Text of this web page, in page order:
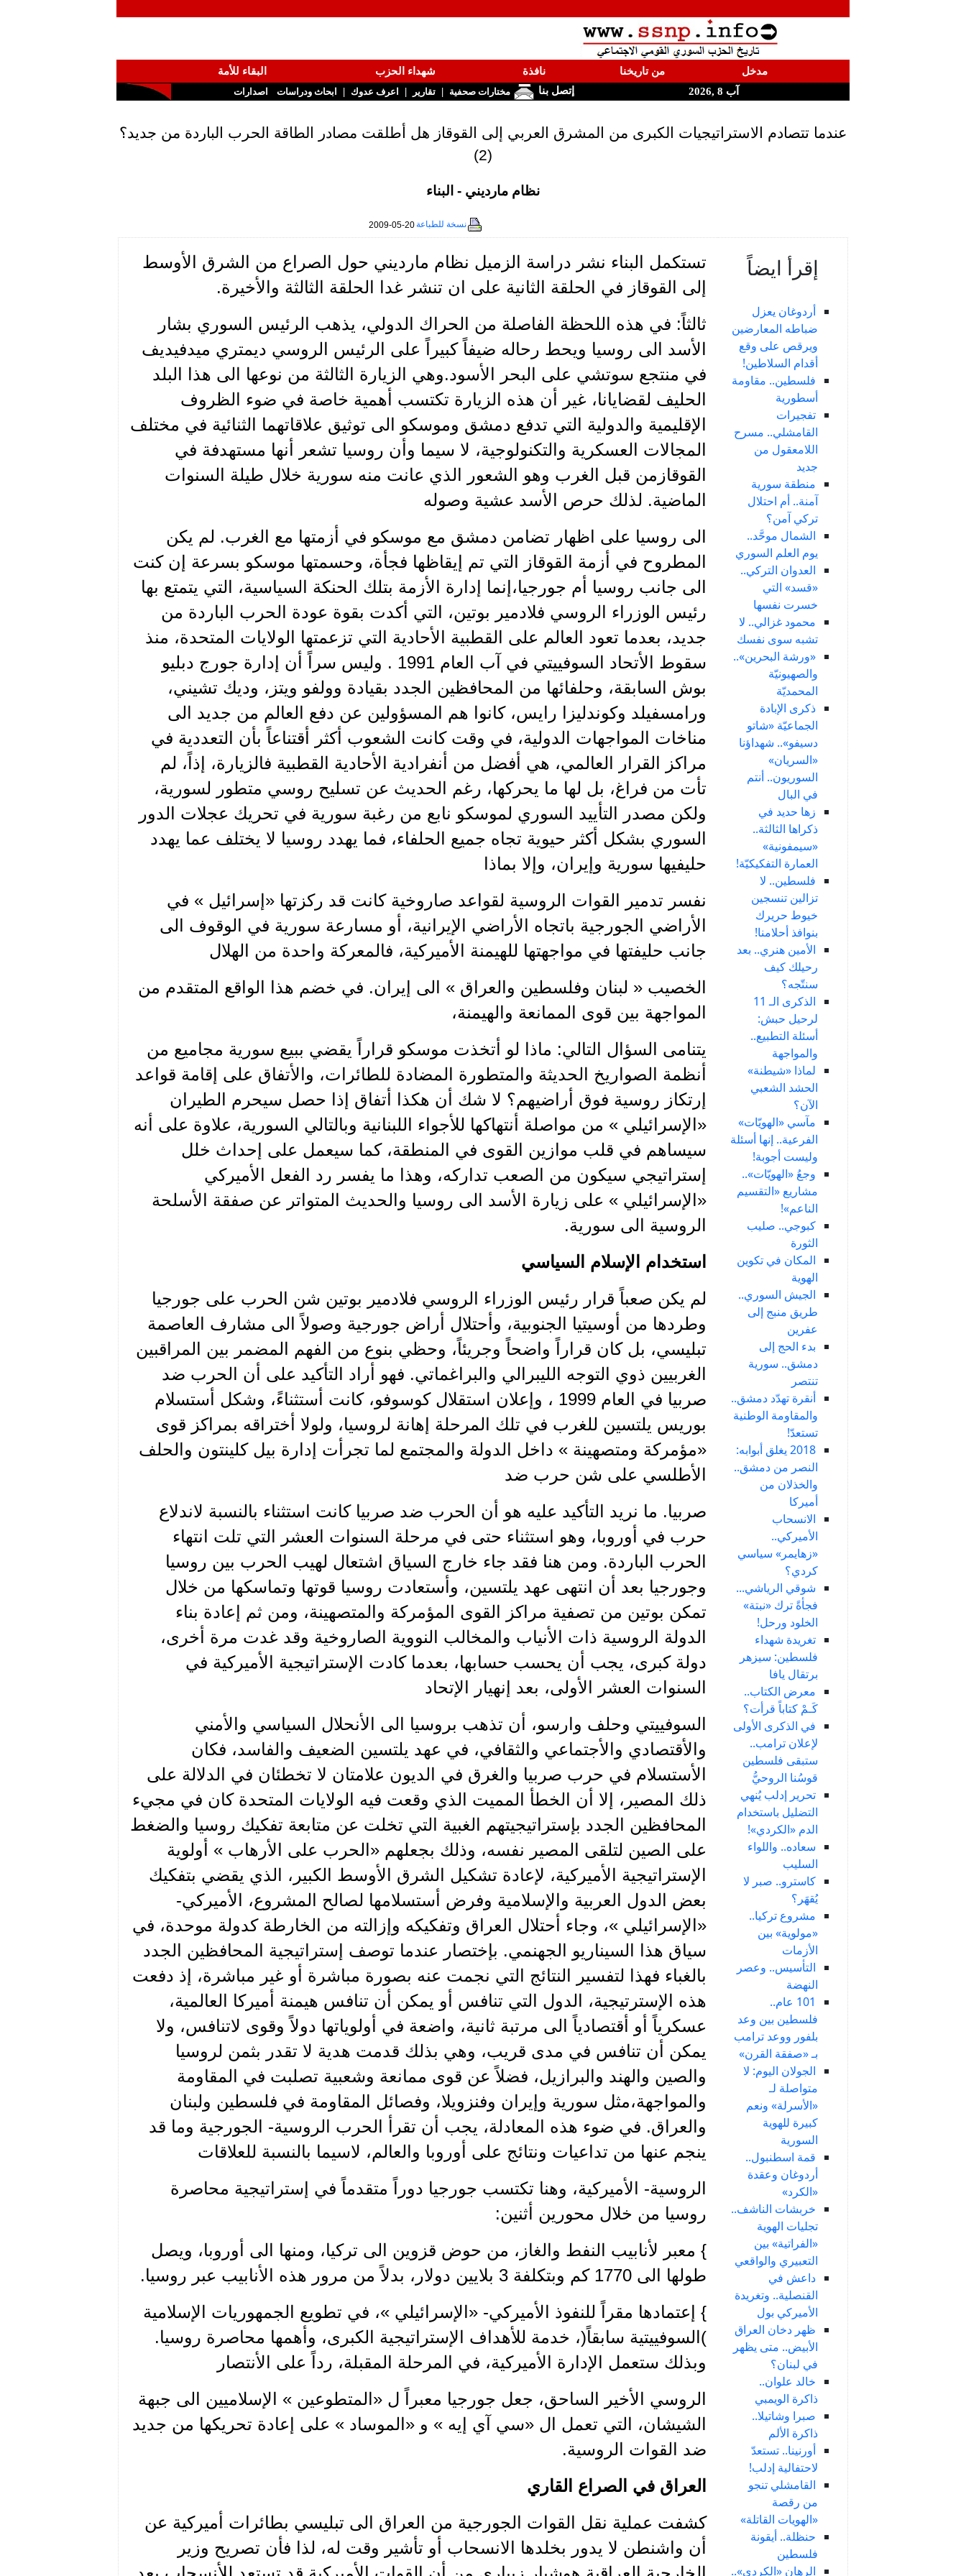
مدخل من تاريخنا نافذة شهداء الحزب
البقاء للأمة
آب 8 ,2026
إتصل بنا مختارات صحفية | تقارير | اعرف عدوك | ابحاث ودراسات اصدارات
عندما تتصادم الاستراتيجيات الكبرى من المشرق العربي إلى القوقاز هل أطلقت مصادر الطاقة الحرب الباردة من جديد؟
(2)
نظام مارديني - البناء
نسخة للطباعة2009-05-20
إقرأ ايضاً
أردوغان يعزل
ضباطه المعارضين
ويرقص على وقع
أقدام السلاطين!
فلسطين.. مقاومة
أسطورية
تفجيرات
القامشلي.. مسرح
اللامعقول من
جديد
منطقة سورية
آمنة.. أم احتلال
تركي آمن؟
الشمال موحَّد..
يوم العلم السوري
العدوان التركي..
«قسد» التي
خسرت نفسها
محمود غزالي.. لا
تشبه سوى نفسك
«ورشة البحرين»..
والصهيونيّة
المحمديّة
ذكرى الإبادة
الجماعيّة «شاتو
دسيفو».. شهداؤنا
«السريان»
السوريون.. أنتم
في البال
زها حديد في
ذكراها الثالثة..
«سيمفونية»
العمارة التفكيكيّة!
فلسطين.. لا
تزالين تنسجين
خيوط حريرك
بنوافذ أحلامنا!
الأمين هنري.. بعد
رحيلك كيف
سنتّجه؟
الذكرى الـ 11
لرحيل حبش:
أسئلة التطبيع..
والمواجهة
لماذا «شيطنة»
الحشد الشعبي
الآن؟
مآسي «الهويّات»
الفرعية.. إنها أسئلة
وليست أجوبة!
وجعُ «الهويّات»..
مشاريع «التقسيم
الناعم»!
كبوجي.. صليب
الثورة
المكان في تكوين
الهوية
الجيش السوري..
طريق منبج إلى
عفرين
بدء الحج إلى
دمشق.. سورية
تنتصر
أنقرة تهدّد دمشق..
والمقاومة الوطنية
تستعدّ!
2018 يغلق أبوابه:
النصر من دمشق..
والخذلان من
أميركا
الانسحاب
الأميركي..
«زهايمر» سياسي
كردي؟
شوقي الرياشي...
فجأةً ترك «نبتة»
الخلود ورحل!
تغريدة شهداء
فلسطين: سيزهر
برتقال يافا
معرض الكتاب..
كَـمْ كتاباً قرأت؟
في الذكرى الأولى
لإعلان ترامب..
ستبقى فلسطين
قوسُنا الروحيُّ
تحرير إدلب يُنهي
التضليل باستخدام
الدم «الكردي»!
سعاده.. واللواء
السليب
كاسترو.. صبر لا
يُقهَر؟
مشروع تركيا..
«مولوية» بين
الأزمات
التأسيس.. وعصر
النهضة
101 عام..
فلسطين بين وعد
بلفور ووعد ترامب
بـ «صفقة القرن»
الجولان اليوم: لا
متواصلة لـ
«الأسرلة» ونعم
كبيرة للهوية
السورية
قمة اسطنبول..
أردوغان وعقدة
«الكرد»
خربشات الناشف..
تجليات الهوية
«الفراتية» بين
التعبيري والواقعي
داعش في
القنصلية.. وتغريدة
الأميركي بول
ظهر دخان العراق
الأبيض.. متى يظهر
في لبنان؟
خالد علوان..
ذاكرة الويمبي
صبرا وشاتيلا..
ذاكرة الألم
أورنينا.. تستعدّ
لاحتفالية إدلب!
القامشلي تنجو
من رقصة
«الهويات القاتلة»
حنظلة.. أيقونة
فلسطين
الرهان «الكردي»..
تستكمل البناء نشر دراسة الزميل نظام مارديني حول الصراع من الشرق الأوسط
إلى القوقاز في الحلقة الثانية على ان تنشر غدا الحلقة الثالثة والأخيرة.
ثالثاً: في هذه اللحظة الفاصلة من الحراك الدولي، يذهب الرئيس السوري بشار
الأسد الى روسيا ويحط رحاله ضيفاً كبيراً على الرئيس الروسي ديمتري ميدفيديف
في منتجع سوتشي على البحر الأسود.وهي الزيارة الثالثة من نوعها الى هذا البلد
الحليف لقضايانا، غير أن هذه الزيارة تكتسب أهمية خاصة في ضوء الظروف
الإقليمية والدولية التي تدفع دمشق وموسكو الى توثيق علاقاتهما الثنائية في مختلف
المجالات العسكرية والتكنولوجية، لا سيما وأن روسيا تشعر أنها مستهدفة في
القوقازمن قبل الغرب وهو الشعور الذي عانت منه سورية خلال طيلة السنوات
الماضية. لذلك حرص الأسد عشية وصوله
الى روسيا على اظهار تضامن دمشق مع موسكو في أزمتها مع الغرب. لم يكن
المطروح في أزمة القوقاز التي تم إيقاظها فجأة، وحسمتها موسكو بسرعة إن كنت
الى جانب روسيا أم جورجيا،إنما إدارة الأزمة بتلك الحنكة السياسية، التي يتمتع بها
رئيس الوزراء الروسي فلادمير بوتين، التي أكدت بقوة عودة الحرب الباردة من
جديد، بعدما تعود العالم على القطبية الأحادية التي تزعمتها الولايات المتحدة، منذ
سقوط الأتحاد السوفييتي في آب العام 1991 . وليس سراً أن إدارة جورج دبليو
بوش السابقة، وحلفائها من المحافظين الجدد بقيادة وولفو ويتز، وديك تشيني،
ورامسفيلد وكوندليزا رايس، كانوا هم المسؤولين عن دفع العالم من جديد الى
مناخات المواجهات الدولية، في وقت كانت الشعوب أكثر أقتناعاً بأن التعددية في
مراكز القرار العالمي، هي أفضل من أنفرادية الأحادية القطبية فالزيارة، إذاً، لم
تأت من فراغ، بل لها ما يحركها، رغم الحديث عن تسليح روسي متطور لسورية،
ولكن مصدر التأييد السوري لموسكو نابع من رغبة سورية في تحريك عجلات الدور
السوري بشكل أكثر حيوية تجاه جميع الحلفاء، فما يهدد روسيا لا يختلف عما يهدد
حليفيها سورية وإيران، وإلا بماذا
نفسر تدمير القوات الروسية لقواعد صاروخية كانت قد ركزتها «إسرائيل » في
الأراضي الجورجية باتجاه الأراضي الإيرانية، أو مسارعة سورية في الوقوف الى
جانب حليفتها في مواجهتها للهيمنة الأميركية، فالمعركة واحدة من الهلال
الخصيب « لبنان وفلسطين والعراق » الى إيران. في خضم هذا الواقع المتقدم من
المواجهة بين قوى الممانعة والهيمنة،
يتنامى السؤال التالي: ماذا لو أتخذت موسكو قراراً يقضي ببيع سورية مجاميع من
أنظمة الصواريخ الحديثة والمتطورة المضادة للطائرات، والأتفاق على إقامة قواعد
إرتكاز روسية فوق أراضيهم؟ لا شك أن هكذا أتفاق إذا حصل سيحرم الطيران
«الإسرائيلي » من مواصلة أنتهاكها للأجواء اللبنانية وبالتالي السورية، علاوة على أنه
سيساهم في قلب موازين القوى في المنطقة، كما سيعمل على إحداث خلل
إستراتيجي سيكون من الصعب تداركه، وهذا ما يفسر رد الفعل الأميركي
«الإسرائيلي » على زيارة الأسد الى روسيا والحديث المتواتر عن صفقة الأسلحة
الروسية الى سورية.
استخدام الإسلام السياسي
لم يكن صعباً قرار رئيس الوزراء الروسي فلادمير بوتين شن الحرب على جورجيا
وطردها من أوسيتيا الجنوبية، وأحتلال أراض جورجية وصولاً الى مشارف العاصمة
تبليسي، بل كان قراراً واضحاً وجريئاً، وحظي بنوع من الفهم المضمر بين المراقبين
الغربيين ذوي التوجه الليبرالي والبراغماتي. فهو أراد التأكيد على أن الحرب ضد
صربيا في العام 1999 ، وإعلان استقلال كوسوفو، كانت أستثناءً، وشكل أستسلام
بوريس يلتسين للغرب في تلك المرحلة إهانة لروسيا، ولولا أختراقه بمراكز قوى
«مؤمركة ومتصهينة » داخل الدولة والمجتمع لما تجرأت إدارة بيل كلينتون والحلف
الأطلسي على شن حرب ضد
صربيا. ما نريد التأكيد عليه هو أن الحرب ضد صربيا كانت استثناء بالنسبة لاندلاع
حرب في أوروبا، وهو استثناء حتى في مرحلة السنوات العشر التي تلت انتهاء
الحرب الباردة. ومن هنا فقد جاء خارج السياق اشتعال لهيب الحرب بين روسيا
وجورجيا بعد أن انتهى عهد يلتسين، وأستعادت روسيا قوتها وتماسكها من خلال
تمكن بوتين من تصفية مراكز القوى المؤمركة والمتصهينة، ومن ثم إعادة بناء
الدولة الروسية ذات الأنياب والمخالب النووية الصاروخية وقد غدت مرة أخرى،
دولة كبرى، يجب أن يحسب حسابها، بعدما كادت الإستراتيجية الأميركية في
السنوات العشر الأولى، بعد إنهيار الإتحاد
السوفييتي وحلف وارسو، أن تذهب بروسيا الى الأنحلال السياسي والأمني
والأقتصادي والأجتماعي والثقافي، في عهد يلتسين الضعيف والفاسد، فكان
الأستسلام في حرب صربيا والغرق في الديون علامتان لا تخطئان في الدلالة على
ذلك المصير، إلا أن الخطأ المميت الذي وقعت فيه الولايات المتحدة كان في مجيء
المحافظين الجدد بإستراتيجيتهم الغبية التي تخلت عن متابعة تفكيك روسيا والضغط
على الصين لتلقى المصير نفسه، وذلك بجعلهم «الحرب على الأرهاب » أولوية
الإستراتيجية الأميركية، لإعادة تشكيل الشرق الأوسط الكبير، الذي يقضي بتفكيك
بعض الدول العربية والإسلامية وفرض أستسلامها لصالح المشروع، الأميركي-
«الإسرائيلي »، وجاء أحتلال العراق وتفكيكه وإزالته من الخارطة كدولة موحدة، في
سياق هذا السيناريو الجهنمي. بإختصار عندما توصف إستراتيجية المحافظين الجدد
بالغباء فهذا لتفسير النتائج التي نجمت عنه بصورة مباشرة أو غير مباشرة، إذ دفعت
هذه الإسترتيجية، الدول التي تنافس أو يمكن أن تنافس هيمنة أميركا العالمية،
عسكرياً أو أقتصادياً الى مرتبة ثانية، واضعة في أولوياتها دولاً وقوى لاتنافس، ولا
يمكن أن تنافس في مدى قريب، وهي بذلك قدمت هدية لا تقدر بثمن لروسيا
والصين والهند والبرازيل، فضلاً عن قوى ممانعة وشعبية تصلبت في المقاومة
والمواجهة،مثل سورية وإيران وفنزويلا، وفصائل المقاومة في فلسطين ولبنان
والعراق. في ضوء هذه المعادلة، يجب أن تقرأ الحرب الروسية- الجورجية وما قد
ينجم عنها من تداعيات ونتائج على أوروبا والعالم، لاسيما بالنسبة للعلاقات
الروسية- الأميركية، وهنا تكتسب جورجيا دوراً متقدماً في إستراتيجية محاصرة
روسيا من خلال محورين أثنين:
} معبر لأنابيب النفط والغاز، من حوض قزوين الى تركيا، ومنها الى أوروبا، ويصل
طولها الى 1770 كم وبتكلفة 3 بلايين دولار، بدلاً من مرور هذه الأنابيب عبر روسيا.
} إعتمادها مقراً للنفوذ الأميركي- «الإسرائيلي »، في تطويع الجمهوريات الإسلامية
)السوفييتية سابقاً(، خدمة للأهداف الإستراتيجية الكبرى، وأهمها محاصرة روسيا.
وبذلك ستعمل الإدارة الأميركية، في المرحلة المقبلة، رداً على الأنتصار
الروسي الأخير الساحق، جعل جورجيا معبراً ل «المتطوعين » الإسلاميين الى جبهة
الشيشان، التي تعمل ال «سي آي إيه » و «الموساد » على إعادة تحريكها من جديد
ضد القوات الروسية.
العراق في الصراع القاري
كشفت عملية نقل القوات الجورجية من العراق الى تبليسي بطائرات أميركية عن
أن واشنطن لا يدور بخلدها الانسحاب أو تأشير وقت له، لذا فأن تصريح وزير